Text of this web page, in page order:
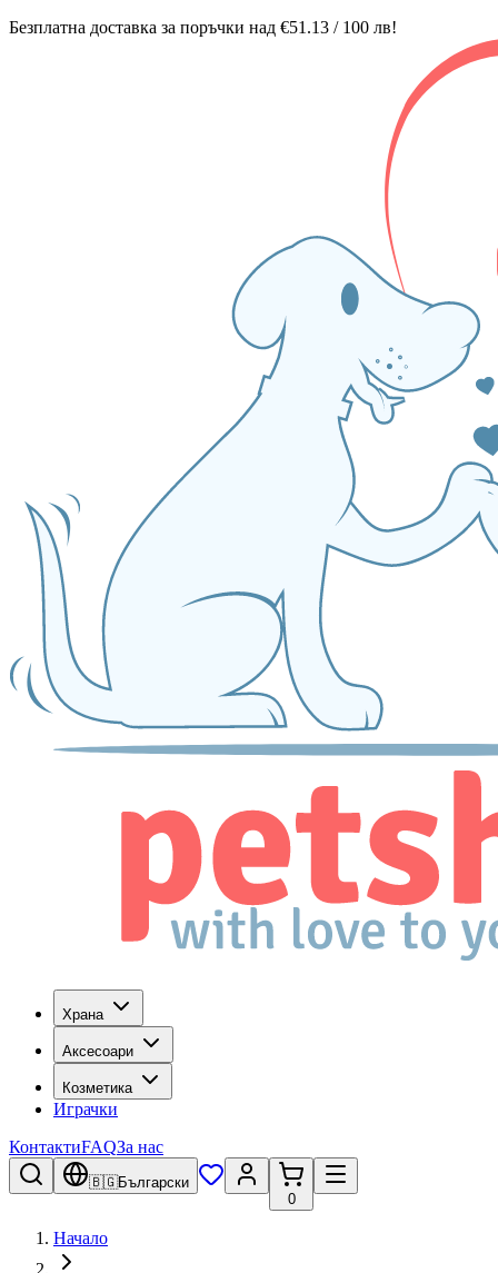
Безплатна доставка за поръчки над €51.13 / 100 лв!
Храна
Аксесоари
Козметика
Играчки
КонтактиFAQЗа нас
🇧🇬Български
0
Начало